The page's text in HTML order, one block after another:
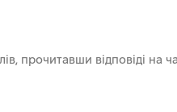
прочитавши відповіді на